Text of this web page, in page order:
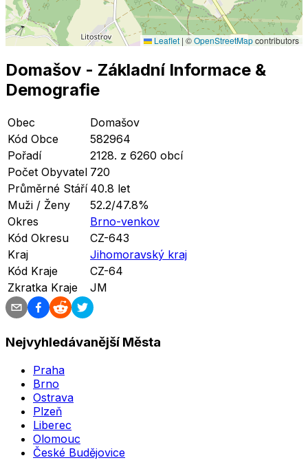
Leaflet | ©OpenStreetMapcontributors
Domašov - Základní Informace &
Demografie
Obec
Domašov
Kód Obce
582964
Pořadí
2128. z 6260 obcí
Počet Obyvatel 720
Průměrné Stáří 40.8 let
Muži / Ženy
52.2/47.8%
Okres
Brno-venkov
Kód Okresu
CZ-643
Kraj
Jihomoravský kraj
Kód Kraje
CZ-64
Zkratka Kraje
JM
Nejvyhledávanější Města
Praha
Brno
Ostrava
Plzeň
Liberec
Olomouc
České Budějovice